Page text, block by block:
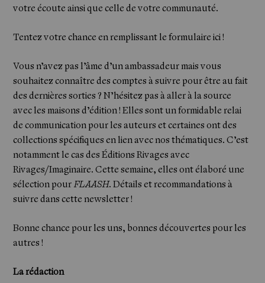
votre écoute ainsi que celle de votre communauté.
Tentez votre chance en remplissant le formulaireici!
Vous n’avez pas l’âme d’un ambassadeur mais vous
souhaitez connaître des comptes à suivre pour être au fait
des dernières sorties ? N’hésitez pas à aller à la source
avec les maisons d’édition ! Elles sont un formidable relai
de communication pour les auteurs et certaines ont des
collections spécifiques en lien avec nos thématiques. C’est
notamment le cas des Éditions Rivages avec
Rivages/Imaginaire. Cette semaine, elles ont élaboré une
sélection pourFLAASH. Détails et recommandations à
suivre dans cette newsletter !
Bonne chance pour les uns, bonnes découvertes pour les
autres !
La rédaction